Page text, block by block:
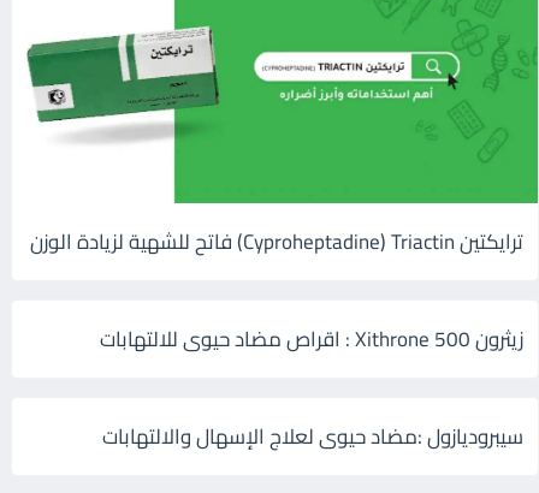
ترايكتين Cyproheptadine) Triactin) فاتح للشهية لزيادة الوزن
زيثرون 500 Xithrone : اقراص مضاد حيوى للالتهابات
سيبروديازول :مضاد حيوى لعلاج الإسهال والالتهابات